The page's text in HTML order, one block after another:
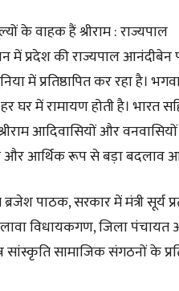
के वाहक हैं श्रीराम : राज्यपाल
में प्रदेश की राज्यपाल आनंदीबेन
में प्रतिष्ठापित कर रहा है।
में रामायण होती है। भारत
आदिवासियों और
और आर्थिक रूप से बड़ा बदलाव
पाठक, सरकार में मंत्री सूर्य
विधायकगण, जिला पंचायत
सांस्कृति सामाजिक संगठनों के